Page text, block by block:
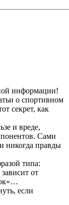
информации!
о спортивном
секрет, как
и вреде,
Сами
никогда правды
типа:
от
если